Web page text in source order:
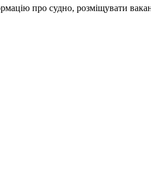
про судно, розміщувати